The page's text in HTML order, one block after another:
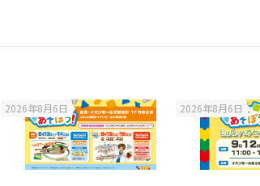
2026年8月6日 2026年8月6日